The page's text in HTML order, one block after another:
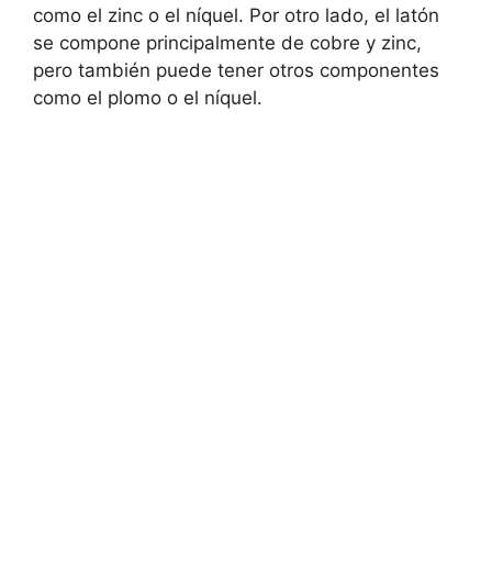
como el zinc o el níquel. Por otro lado, el latón
se compone principalmente de cobre y zinc,
pero también puede tener otros componentes
como el plomo o el níquel.